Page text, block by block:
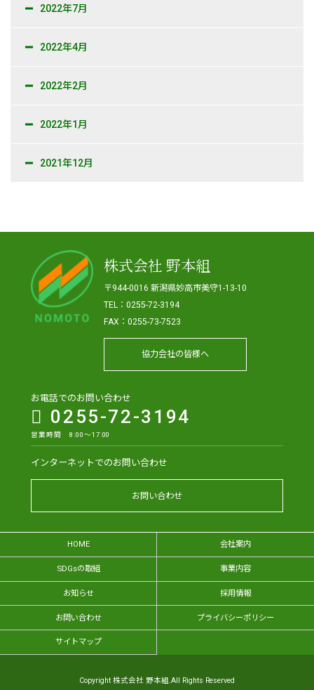
2022年7月
2022年4月
2022年2月
2022年1月
2021年12月
株式会社 野本組
〒944-0016 新潟県妙高市美守1-13-10
TEL：0255-72-3194
FAX：0255-73-7523
協力会社の皆様へ
お電話でのお問い合わせ
0255-72-3194
営業時間 8:00～17:00
インターネットでのお問い合わせ
お問い合わせ
HOME 会社案内
SDGsの取組 事業内容
お知らせ 採用情報
お問い合わせ プライバシーポリシー
サイトマップ
Copyright 株式会社 野本組.All Rights Reserved